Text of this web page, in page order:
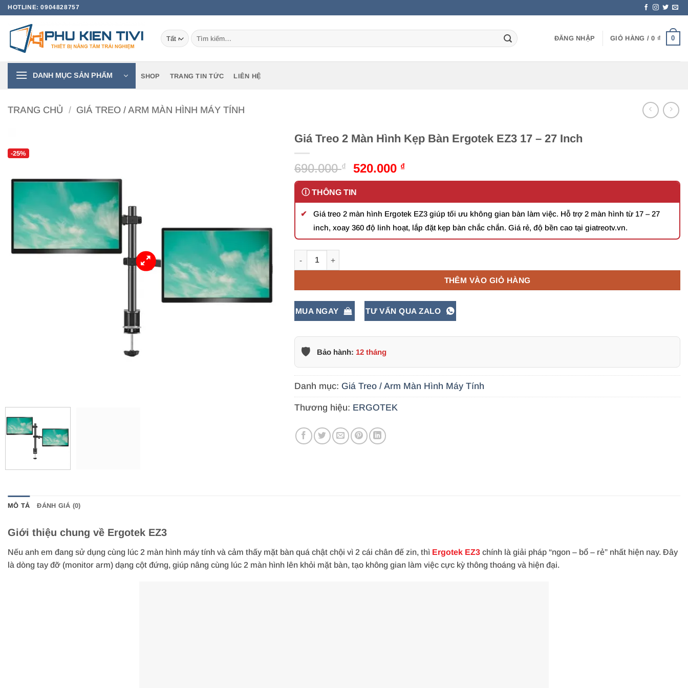
Bỏ
nội
dung
HOTLINE: 0904828757
Tìm
kiếm:
ĐĂNG NHẬP GIỎ HÀNG /0 ₫ 0
DANH MỤC SẢN PHẨM SHOP TRANG TIN TỨC LIÊN HỆ
TRANG CHỦ / GIÁ TREO / ARM MÀN HÌNH MÁY TÍNH
-25%
Giá Treo 2 Màn Hình Kẹp Bàn Ergotek EZ3 17 – 27 Inch
690.000₫
Giá
gốc
là:
690.000 ₫.
520.000 ₫Giá
hiện
là:
520.000 ₫.
Giá treo 2 màn hình Ergotek EZ3 giúp tối ưu không gian bàn làm việc. Hỗ trợ 2 màn hình từ 17 – 27
inch, xoay 360 độ linh hoạt, lắp đặt kẹp bàn chắc chắn. Giá rẻ, độ bền cao tại giatreotv.vn.
THÊM VÀO GIỎ HÀNG
MUA NGAY TƯ VẤN QUA ZALO
🛡️ Bảo hành: 12 tháng
Danh mục: Giá Treo / Arm Màn Hình Máy Tính
Thương hiệu: ERGOTEK
MÔ TẢ ĐÁNH GIÁ (0)
Giới thiệu chung về Ergotek EZ3
Nếu anh em đang sử dụng cùng lúc 2 màn hình máy tính và cảm thấy mặt bàn quá chật chội vì 2 cái chân đế zin, thì Ergotek EZ3 chính là giải pháp “ngon – bổ – rẻ” nhất hiện nay. Đây
là dòng tay đỡ (monitor arm) dạng cột đứng, giúp nâng cùng lúc 2 màn hình lên khỏi mặt bàn, tạo không gian làm việc cực kỳ thông thoáng và hiện đại.